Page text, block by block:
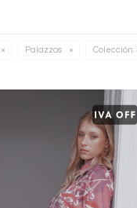
Palazzos Colección: